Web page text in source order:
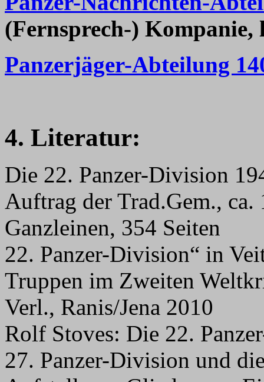
(Fernsprech-)
Panzerjäger-Abteilung
4. Literatur:
Die 22. Panzer-Division
Auftrag der Trad.Gem.,
Ganzleinen, 354 Seiten
22. Panzer-Division“ in
Truppen im Zweiten
Verl., Ranis/Jena 2010
Rolf Stoves: Die 22.
27. Panzer-Division und